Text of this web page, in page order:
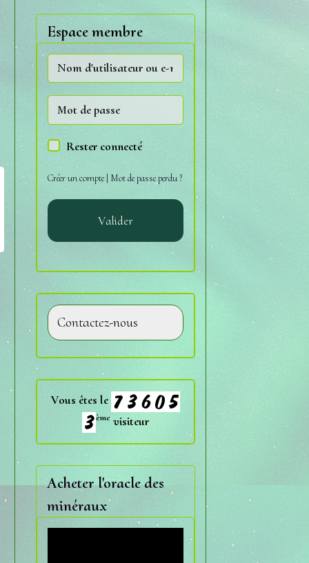
Espace membre
Rester connecté
Créer un compte| Mot de passe perdu ?
Valider
Contactez-nous
Vous êtes le
ème visiteur
Acheter l'oracle des
minéraux